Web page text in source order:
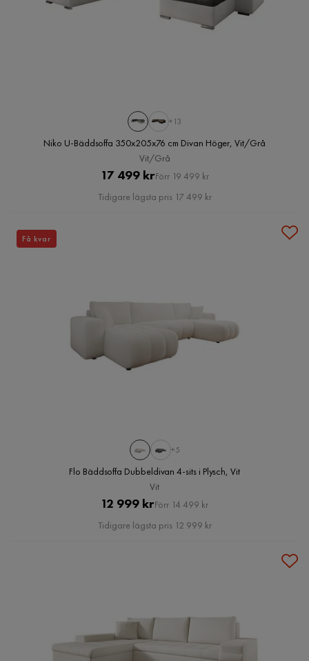
+13
Niko U-Bäddsoffa 350x205x76 cm Divan Höger, Vit/Grå
Vit/Grå
Pris
17 499 krOriginal
Pris
Förr 19 499 kr
Tidigare lägsta pris 17 499 kr
+5
Flo Bäddsoffa Dubbeldivan 4-sits i Plysch, Vit
Vit
Pris
12 999 krOriginal
Pris
Förr 14 499 kr
Tidigare lägsta pris 12 999 kr
Få kvar